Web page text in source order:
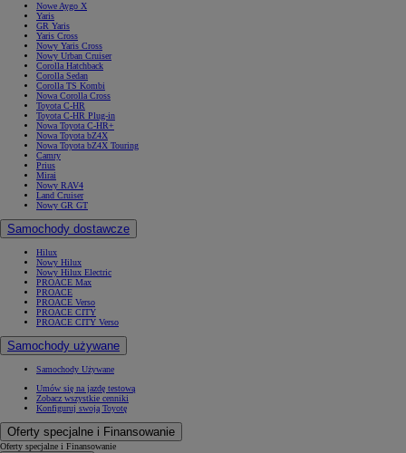
Nowe Aygo X
Yaris
GR Yaris
Yaris Cross
Nowy Yaris Cross
Nowy Urban Cruiser
Corolla Hatchback
Corolla Sedan
Corolla TS Kombi
Nowa Corolla Cross
Toyota C-HR
Toyota C-HR Plug-in
Nowa Toyota C-HR+
Nowa Toyota bZ4X
Nowa Toyota bZ4X Touring
Camry
Prius
Mirai
Nowy RAV4
Land Cruiser
Nowy GR GT
Samochody dostawcze
Hilux
Nowy Hilux
Nowy Hilux Electric
PROACE Max
PROACE
PROACE Verso
PROACE CITY
PROACE CITY Verso
Samochody używane
Samochody Używane
Umów się na jazdę testową
Zobacz wszystkie cenniki
Konfiguruj swoją Toyotę
Oferty specjalne i Finansowanie
Oferty specjalne i Finansowanie